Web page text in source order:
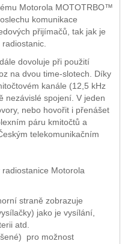
Motorola MOTOTRBO™
komunikace
přijímačů, tak jak je
dovoluje při použití
na dvou time-slotech. Díky
kanále (12,5 kHz
nezávislé spojení. V jeden
nebo hovořit i přenášet
páru kmitočtů a
telekomunikačním
Motorola
straně zobrazuje
jako je vysílání,
atd.
pro možnost